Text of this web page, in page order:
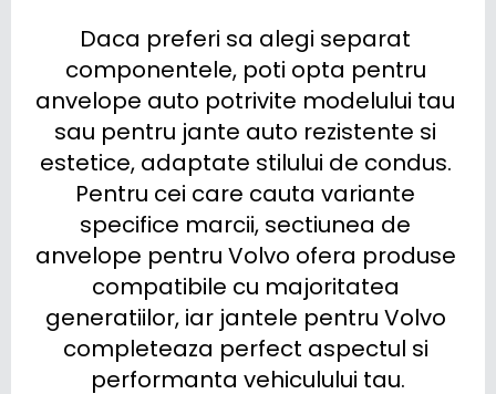
Daca preferi sa alegi separat
componentele, poti opta pentru
anvelope auto potrivite modelului tau
sau pentru jante auto rezistente si
estetice, adaptate stilului de condus.
Pentru cei care cauta variante
specifice marcii, sectiunea de
anvelope pentru Volvo ofera produse
compatibile cu majoritatea
generatiilor, iar jantele pentru Volvo
completeaza perfect aspectul si
performanta vehiculului tau.